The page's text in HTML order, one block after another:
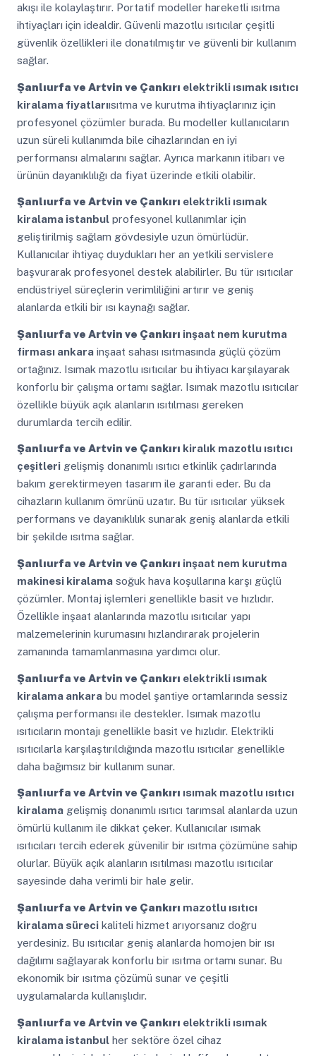
akışı ile kolaylaştırır. Portatif modeller hareketli ısıtma
ihtiyaçları için idealdir. Güvenli mazotlu ısıtıcılar çeşitli
güvenlik özellikleri ile donatılmıştır ve güvenli bir kullanım
sağlar.
Şanlıurfa ve Artvin ve Çankırı elektrikli ısımak ısıtıcı
kiralama fiyatlarıısıtma ve kurutma ihtiyaçlarınız için
profesyonel çözümler burada. Bu modeller kullanıcıların
uzun süreli kullanımda bile cihazlarından en iyi
performansı almalarını sağlar. Ayrıca markanın itibarı ve
ürünün dayanıklılığı da fiyat üzerinde etkili olabilir.
Şanlıurfa ve Artvin ve Çankırı elektrikli ısımak
kiralama istanbulprofesyonel kullanımlar için
geliştirilmiş sağlam gövdesiyle uzun ömürlüdür.
Kullanıcılar ihtiyaç duydukları her an yetkili servislere
başvurarak profesyonel destek alabilirler. Bu tür ısıtıcılar
endüstriyel süreçlerin verimliliğini artırır ve geniş
alanlarda etkili bir ısı kaynağı sağlar.
Şanlıurfa ve Artvin ve Çankırı inşaat nem kurutma
firması ankarainşaat sahası ısıtmasında güçlü çözüm
ortağınız. Isımak mazotlu ısıtıcılar bu ihtiyacı karşılayarak
konforlu bir çalışma ortamı sağlar. Isımak mazotlu ısıtıcılar
özellikle büyük açık alanların ısıtılması gereken
durumlarda tercih edilir.
Şanlıurfa ve Artvin ve Çankırı kiralık mazotlu ısıtıcı
çeşitlerigelişmiş donanımlı ısıtıcı etkinlik çadırlarında
bakım gerektirmeyen tasarım ile garanti eder. Bu da
cihazların kullanım ömrünü uzatır. Bu tür ısıtıcılar yüksek
performans ve dayanıklılık sunarak geniş alanlarda etkili
bir şekilde ısıtma sağlar.
Şanlıurfa ve Artvin ve Çankırı inşaat nem kurutma
makinesi kiralamasoğuk hava koşullarına karşı güçlü
çözümler. Montaj işlemleri genellikle basit ve hızlıdır.
Özellikle inşaat alanlarında mazotlu ısıtıcılar yapı
malzemelerinin kurumasını hızlandırarak projelerin
zamanında tamamlanmasına yardımcı olur.
Şanlıurfa ve Artvin ve Çankırı elektrikli ısımak
kiralama ankarabu model şantiye ortamlarında sessiz
çalışma performansı ile destekler. Isımak mazotlu
ısıtıcıların montajı genellikle basit ve hızlıdır. Elektrikli
ısıtıcılarla karşılaştırıldığında mazotlu ısıtıcılar genellikle
daha bağımsız bir kullanım sunar.
Şanlıurfa ve Artvin ve Çankırı ısımak mazotlu ısıtıcı
kiralamagelişmiş donanımlı ısıtıcı tarımsal alanlarda uzun
ömürlü kullanım ile dikkat çeker. Kullanıcılar ısımak
ısıtıcıları tercih ederek güvenilir bir ısıtma çözümüne sahip
olurlar. Büyük açık alanların ısıtılması mazotlu ısıtıcılar
sayesinde daha verimli bir hale gelir.
Şanlıurfa ve Artvin ve Çankırı mazotlu ısıtıcı
kiralama sürecikaliteli hizmet arıyorsanız doğru
yerdesiniz. Bu ısıtıcılar geniş alanlarda homojen bir ısı
dağılımı sağlayarak konforlu bir ısıtma ortamı sunar. Bu
ekonomik bir ısıtma çözümü sunar ve çeşitli
uygulamalarda kullanışlıdır.
Şanlıurfa ve Artvin ve Çankırı elektrikli ısımak
kiralama istanbulher sektöre özel cihaz